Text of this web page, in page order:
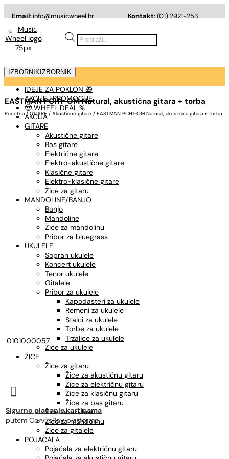
Email:info@musicwheel.hr Kontakt:(01) 2921-253
Products
search
IZBORNIK IZBORNIK
IDEJE ZA POKLON 🎁
AKCIJE I PROMOCIJE
🤠 WHEEL DEAL %
AKCIJA
GITARE
Akustične gitare
Bas gitare
Električne gitare
Elektro-akustične gitare
Klasične gitare
Elektro-klasične gitare
Žice za gitaru
MANDOLINE/BANJO
Banjo
Mandoline
Žice za mandolinu
Pribor za bluegrass
UKULELE
Sopran ukulele
Koncert ukulele
Tenor ukulele
Gitalele
Pribor za ukulele
Kapodasteri za ukulele
Remeni za ukulele
Stalci za ukulele
Torbe za ukulele
Trzalice za ukulele
Žice za ukulele
ŽICE
Žice za gitaru
Žice za akustičnu gitaru
Žice za električnu gitaru
Žice za klasičnu gitaru
Žice za bas gitaru
Žice za ukulele
Žice za mandolinu
Žice za gitalele
POJAČALA
Pojačala za električnu gitaru
EASTMAN PCH1-OM Natural, akustična gitara + torba
Početna / GITARE / Akustične gitare / EASTMAN PCH1-OM Natural, akustična gitara + torba
0101000057

Sigurno plaćanje karticama
putem CorvusPay platforme